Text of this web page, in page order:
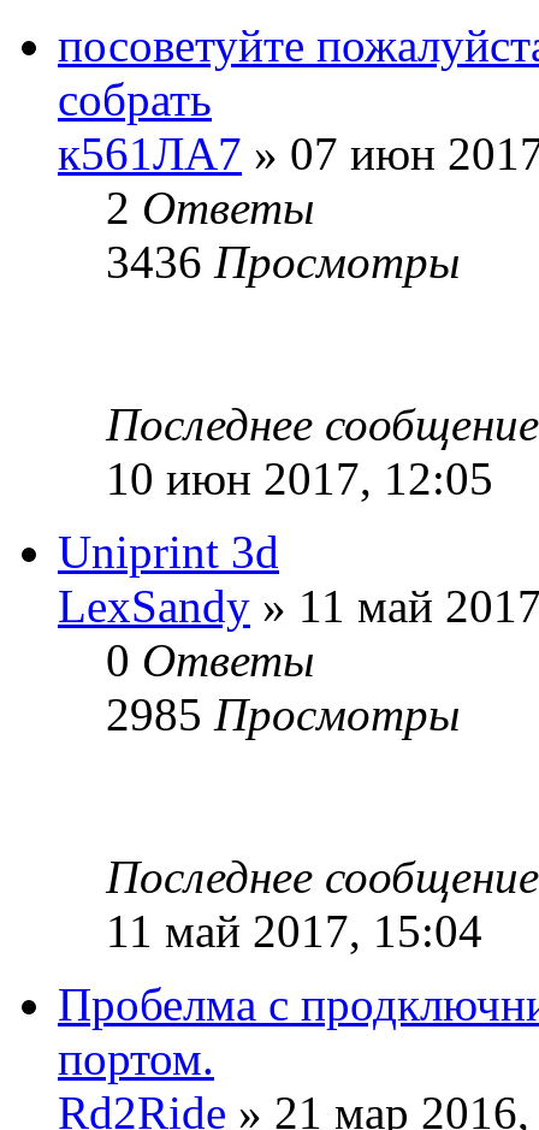
посоветуйте
собрать
к561ЛА7 » 07 июн
2 Ответы
3436 Просмотры
Последнее
10 июн 2017, 12:05
Uniprint 3d
LexSandy » 11 май
0 Ответы
2985 Просмотры
Последнее
11 май 2017, 15:04
Пробелма с
портом.
Rd2Ride » 21 мар